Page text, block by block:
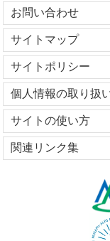
お問い合わせ
サイトマップ
サイトポリシー
個人情報の取り扱
サイトの使い方
関連リンク集